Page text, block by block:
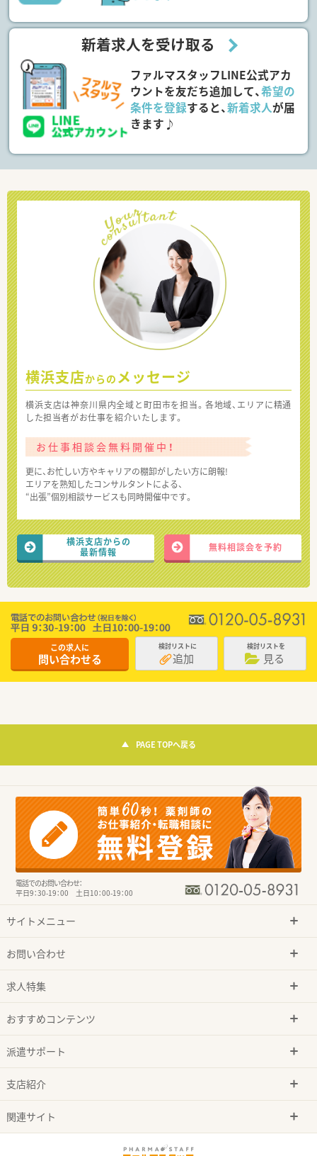
新着求人を受け取る
ファルマスタッフLINE公式アカ
ウントを友だち追加して、希望の
条件を登録すると、新着求人が届
きます♪
横浜支店からの メッセージ
横浜支店は神奈川県内全域と町田市を担当。各地域、エリアに精通
した担当者がお仕事を紹介いたします。
お仕事相談会無料開催中！
更に、お忙しい方やキャリアの棚卸がしたい方に朗報!
エリアを熟知したコンサルタントによる、
“出張”個別相談サービスも同時開催中です。
横浜支店からの
最新情報
無料相談会を予約
この求人に
問い合わせる
検討リストに
追加
検討リストを
見る
PAGE TOPへ戻る
電話でのお問い合わせ：
平日9：30-19：00 土日10：00-19：00
サイトメニュー
お問い合わせ
求人特集
おすすめコンテンツ
派遣サポート
支店紹介
関連サイト